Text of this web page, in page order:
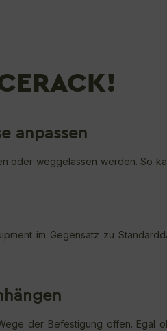
anpassen
oder weggelassen werden. So
im Gegensatz zu
der Befestigung offen. Egal